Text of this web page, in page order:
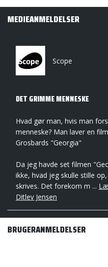
MEDIEANMELDELSER
Scope
DET GRIMME MENNESKE
Hvad gør man, hvis man
menneske? Man laver en
Grosbards "Georgia"
Da jeg havde set filmen
ikke, hvad jeg skulle stille
skrives. Det forekom m ...
Ditlev Jensen
BRUGERANMELDELSER